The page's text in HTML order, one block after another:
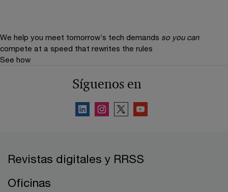
We help you meet tomorrow’s tech demands so you can
compete at a speed that rewrites the rules
See how
Síguenos en
Revistas digitales y RRSS
Oficinas